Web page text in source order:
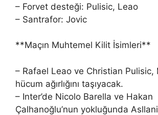
– Forvet desteği: Pulisic, Leao
– Santrafor: Jovic
**Maçın Muhtemel Kilit İsimleri**
– Rafael Leao ve Christian Pulisic,
hücum ağırlığını taşıyacak.
– Inter’de Nicolo Barella ve Hakan
Çalhanoğlu’nun yokluğunda